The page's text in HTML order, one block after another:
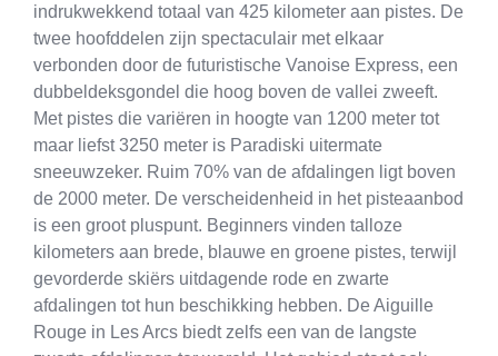
indrukwekkend totaal van 425 kilometer aan pistes. De
twee hoofddelen zijn spectaculair met elkaar
verbonden door de futuristische Vanoise Express, een
dubbeldeksgondel die hoog boven de vallei zweeft.
Met pistes die variëren in hoogte van 1200 meter tot
maar liefst 3250 meter is Paradiski uitermate
sneeuwzeker. Ruim 70% van de afdalingen ligt boven
de 2000 meter. De verscheidenheid in het pisteaanbod
is een groot pluspunt. Beginners vinden talloze
kilometers aan brede, blauwe en groene pistes, terwijl
gevorderde skiërs uitdagende rode en zwarte
afdalingen tot hun beschikking hebben. De Aiguille
Rouge in Les Arcs biedt zelfs een van de langste